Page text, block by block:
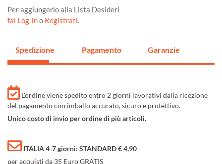
Per aggiungerlo alla Lista Desideri
fai Log-ino Registrati.
Spedizione Pagamento Garanzie
L'ordine viene spedito entro 2 giorni lavorativi dalla ricezione
del pagamento con imballo accurato, sicuro e protettivo.
Unico costo di invio per ordine di più articoli.
ITALIA 4-7 giorni: STANDARD € 4,90
per acquisti da 35 Euro GRATIS